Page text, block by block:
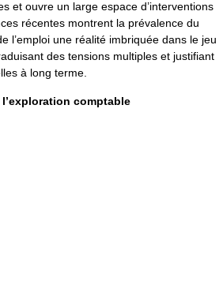
et ouvre un large espace d’interventions
récentes montrent la prévalence du
l’emploi une réalité imbriquée dans le jeu
des tensions multiples et justifiant
à long terme.
comptable